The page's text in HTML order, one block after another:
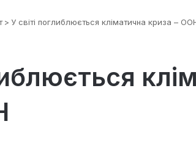
> У світі поглиблюється кліматична криза –